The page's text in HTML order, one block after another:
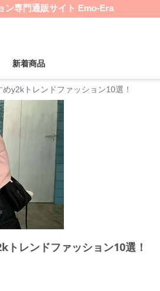
ン専門通販サイト Emo-Era
新着商品
y2kトレンドファッション10選！
レンドファッション10選！